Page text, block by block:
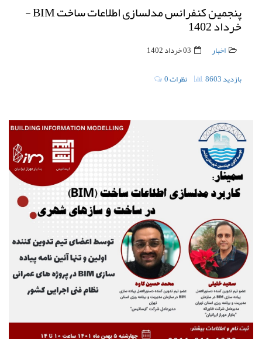
پنجمین کنفرانس مدلسازی اطلاعات ساخت BIM -
خرداد 1402
اخبار
03 خرداد 1402
0 نظرات
8603 بازدید